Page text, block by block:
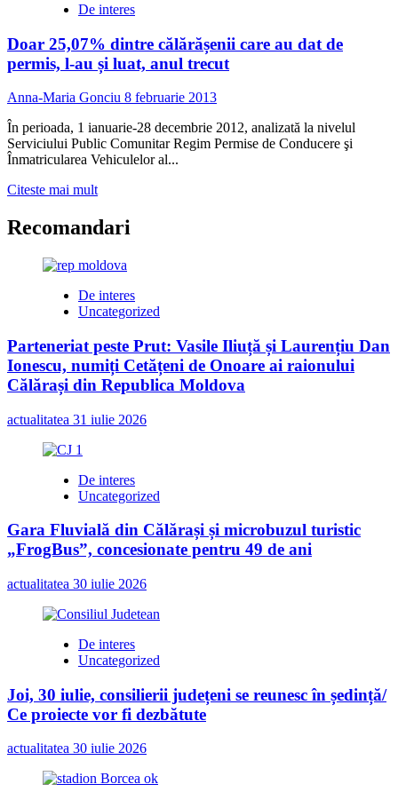
De interes
Doar 25,07% dintre călărășenii care au dat de
permis, l-au și luat, anul trecut
Anna-Maria Gonciu 8 februarie 2013
În perioada, 1 ianuarie-28 decembrie 2012, analizată la nivelul
Serviciului Public Comunitar Regim Permise de Conducere şi
Înmatricularea Vehiculelor al...
Citeste mai multRead
about
Doar
dintre
care
au
de
permis,
l-
au
și
luat,
Recomandari
De interes
Uncategorized
Parteneriat peste Prut: Vasile Iliuță și Laurențiu Dan
Ionescu, numiți Cetățeni de Onoare ai raionului
Călărași din Republica Moldova
actualitatea 31 iulie 2026
De interes
Uncategorized
Gara Fluvială din Călărași și microbuzul turistic
„FrogBus”, concesionate pentru 49 de ani
actualitatea 30 iulie 2026
De interes
Uncategorized
Joi, 30 iulie, consilierii județeni se reunesc în ședință/
Ce proiecte vor fi dezbătute
actualitatea 30 iulie 2026